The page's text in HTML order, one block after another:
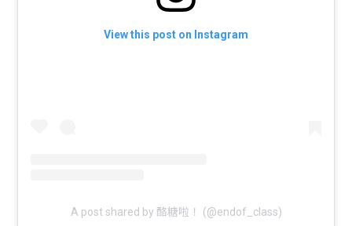
View this post on Instagram
A post shared by 酪糖啦！ (@endof_class)